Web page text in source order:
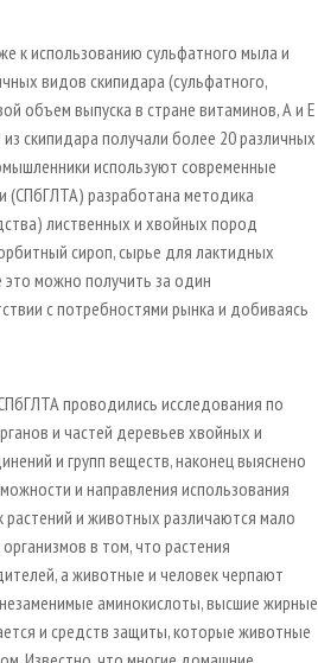
к использованию сульфатного мыла и
видов скипидара (сульфатного,
объем выпуска в стране витаминов, А и Е
скипидара получали более 20 различных
используют современные
(СПбГЛТА) разработана методика
лиственных и хвойных пород
сироп, сырье для лактидных
это можно получить за один
с потребностями рынка и добиваясь
проводились исследования по
и частей деревьев хвойных и
и групп веществ, наконец выяснено
и направления использования
и животных различаются мало
в том, что растения
а животные и человек черпают
аминокислоты, высшие жирные
и средств защиты, которые животные